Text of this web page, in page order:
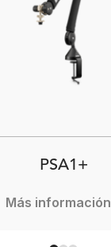
PSA1+
Más información